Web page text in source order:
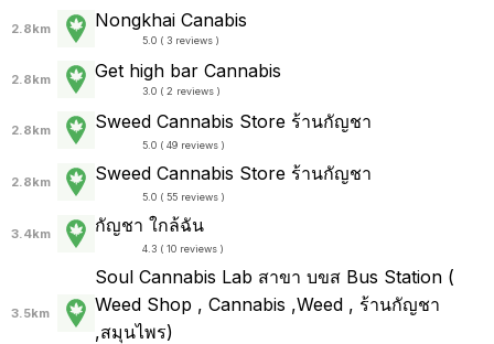
2.8km Nongkhai Canabis
5.0 ( 3 reviews )
2.8km Get high bar Cannabis
3.0 ( 2 reviews )
2.8km Sweed Cannabis Store ร้านกัญชา
5.0 ( 49 reviews )
2.8km Sweed Cannabis Store ร้านกัญชา
5.0 ( 55 reviews )
3.4km กัญชา ใกล้ฉัน
4.3 ( 10 reviews )
3.5km
Soul Cannabis Lab สาขา บขส Bus Station (
Weed Shop , Cannabis ,Weed , ร้านกัญชา
,สมุนไพร)